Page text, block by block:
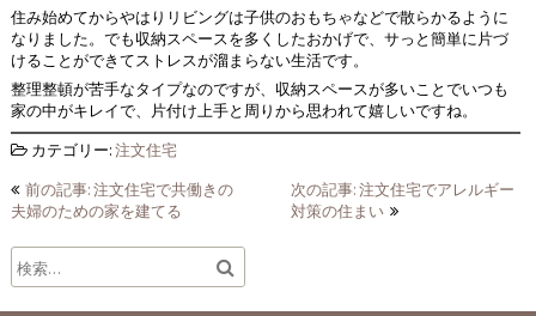
住み始めてからやはりリビングは子供のおもちゃなどで散らかるように
なりました。でも収納スペースを多くしたおかげで、サっと簡単に片づ
けることができてストレスが溜まらない生活です。
整理整頓が苦手なタイプなのですが、収納スペースが多いことでいつも
家の中がキレイで、片付け上手と周りから思われて嬉しいですね。
カテゴリー:注文住宅
投
稿
ナ
ビ
前の記事: 注文住宅で共働きの
夫婦のための家を建てる
次の記事: 注文住宅でアレルギー
対策の住まい